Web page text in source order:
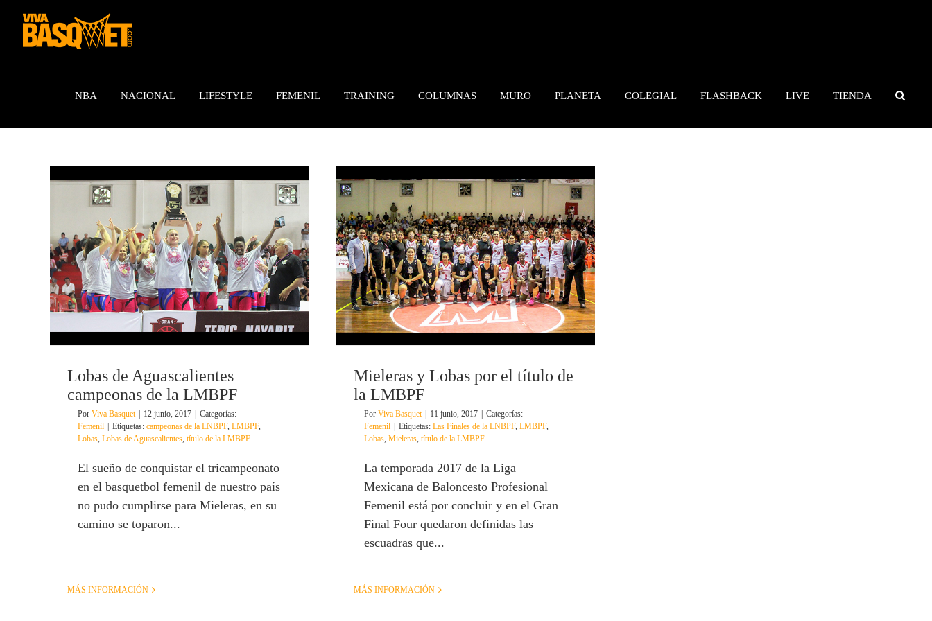
contenido
NBA NACIONAL LIFESTYLE FEMENIL TRAINING COLUMNAS MURO PLANETA COLEGIAL FLASHBACK LIVE TIENDA
Lobas de Aguascalientes
campeonas de la LMBPF
Por Viva Basquet 12 junio, 2017
Categorías:
Femenil
Etiquetas: campeonas de la LNBPF, LMBPF,
Lobas, Lobas de Aguascalientes, título de la LMBPF
El sueño de conquistar el tricampeonato
en el basquetbol femenil de nuestro país
no pudo cumplirse para Mieleras, en su
camino se toparon...
MÁS INFORMACIÓN
Mieleras y Lobas por el título de
la LMBPF
Por Viva Basquet 11 junio, 2017
Categorías:
Femenil
Etiquetas: Las Finales de la LNBPF, LMBPF,
Lobas, Mieleras, título de la LMBPF
La temporada 2017 de la Liga
Mexicana de Baloncesto Profesional
Femenil está por concluir y en el Gran
Final Four quedaron definidas las
escuadras que...
MÁS INFORMACIÓN